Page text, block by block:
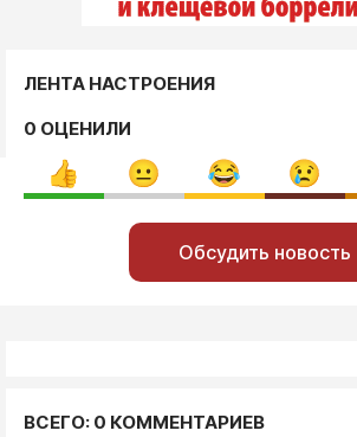
ЛЕНТА НАСТРОЕНИЯ
0 ОЦЕНИЛИ
Обсудить новость
ВСЕГО: 0 КОММЕНТАРИЕВ